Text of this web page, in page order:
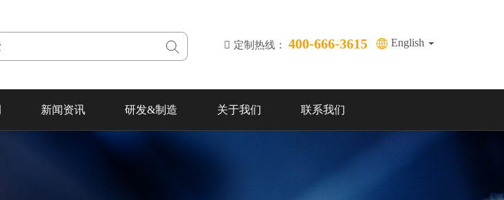
定制热线： 400-666-3615 English
新闻资讯 研发&制造 关于我们 联系我们